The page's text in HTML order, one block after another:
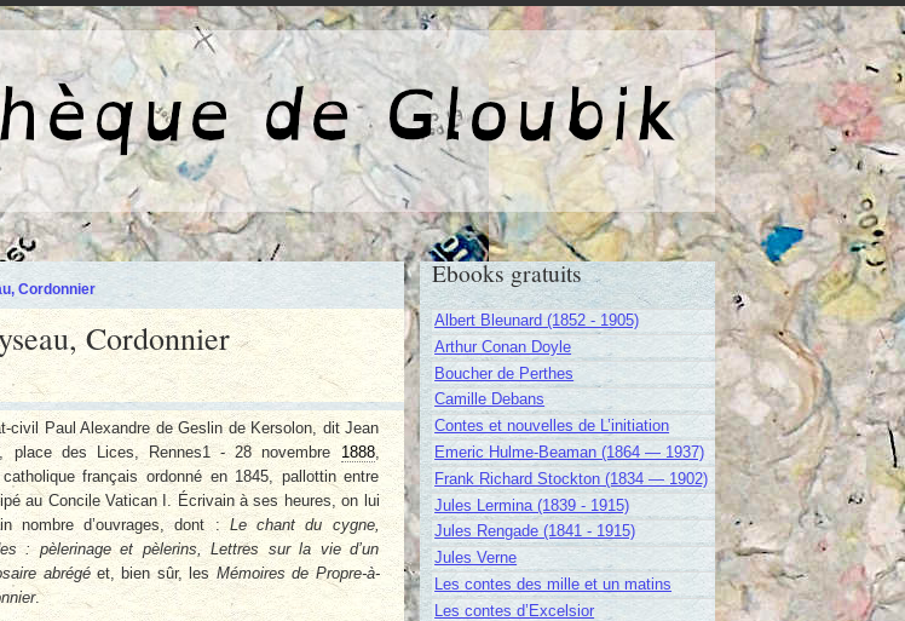
La bibliothèque de Gloubik
Cordonnier
Cordonnier
civil Paul Alexandre de Geslin de Kersolon, dit Jean
place des Lices, Rennes1 - 28 novembre 1888,
français ordonné en 1845, pallottin entre
au Concile Vatican I. Écrivain à ses heures, on lui
nombre d’ouvrages, dont : Le chant du cygne,
: pèlerinage et pèlerins, Lettres sur la vie d’un
abrégéet, bien sûr, les Mémoires de Propre-à-
.
Ebooks gratuits
Albert Bleunard (1852 - 1905)
Arthur Conan Doyle
Boucher de Perthes
Camille Debans
Contes et nouvelles de L’initiation
Emeric Hulme-Beaman (1864 — 1937)
Frank Richard Stockton (1834 — 1902)
Jules Lermina (1839 - 1915)
Jules Rengade (1841 - 1915)
Jules Verne
Les contes des mille et un matins
Les contes d’Excelsior